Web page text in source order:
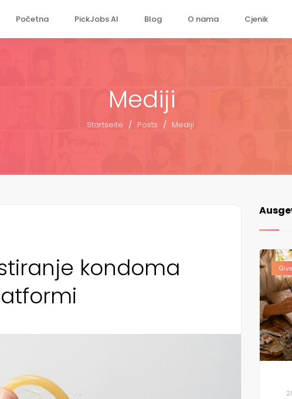
Početna PickJobs AI Blog O nama Cjenik
Mediji
Startseite / Posts / Mediji
kondoma